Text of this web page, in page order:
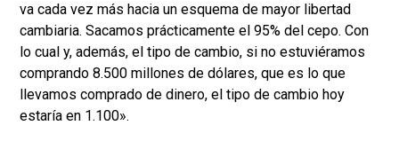
va cada vez más hacia un esquema de mayor libertad
cambiaria. Sacamos prácticamente el 95% del cepo. Con
lo cual y, además, el tipo de cambio, si no estuviéramos
comprando 8.500 millones de dólares, que es lo que
llevamos comprado de dinero, el tipo de cambio hoy
estaría en 1.100».